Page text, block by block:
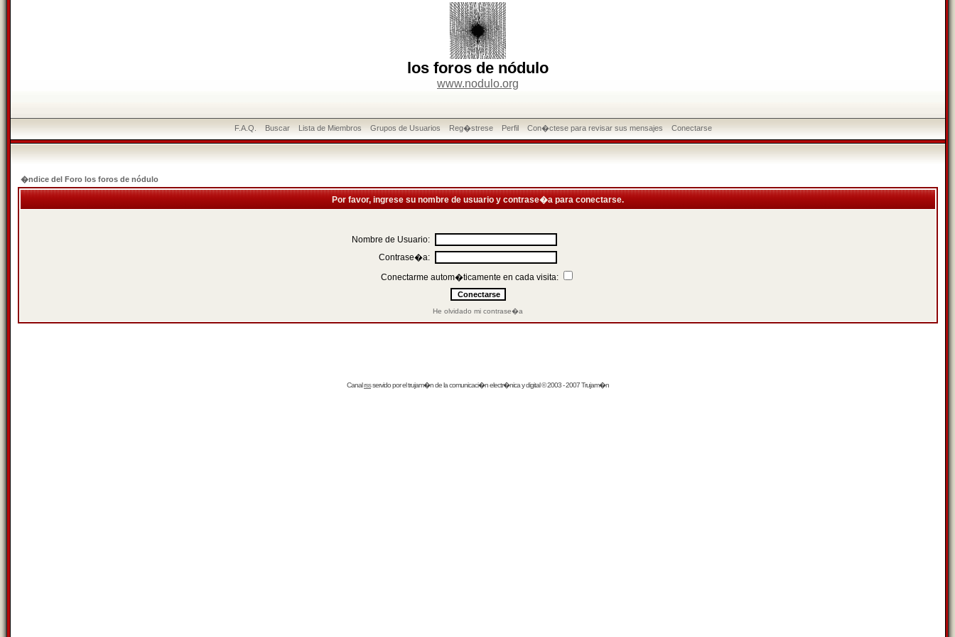
los foros de nódulo
www.nodulo.org
F.A.Q. Buscar Lista de Miembros Grupos de Usuarios Reg�strese Perfil Con�ctese para revisar sus mensajes Conectarse
�ndice del Foro los foros de nódulo
Por favor, ingrese su nombre de usuario y contrase�a para conectarse.
Nombre de Usuario:
Contrase�a:
Conectarme autom�ticamente en cada visita:
He olvidado mi contrase�a
Canalrssservido por eltrujam�nde la comunicaci�n electr�nica y digital © 2003 - 2007 Trujam�n